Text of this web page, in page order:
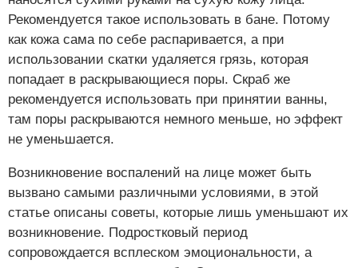
Рекомендуется такое использовать в бане. Потому
как кожа сама по себе распаривается, а при
использовании скатки удаляется грязь, которая
попадает в раскрывающиеся поры. Скраб же
рекомендуется использовать при принятии ванны,
там поры раскрываются немного меньше, но эффект
не уменьшается.
Возникновение воспалений на лице может быть
вызвано самыми различными условиями, в этой
статье описаны советы, которые лишь уменьшают их
возникновение. Подростковый период
сопровождается всплеском эмоциональности, а